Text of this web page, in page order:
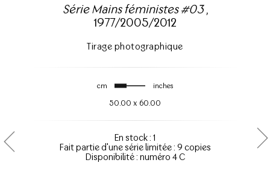
Série Mains féministes #03,
1977/2005/2012
Tirage photographique
cm inches
50.00 x 60.00
En stock : 1
Fait partie d'une série limitée : 9 copies
Disponibilité : numéro 4 C